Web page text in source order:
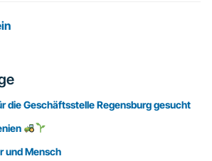
die Geschäftsstelle Regensburg gesucht
und Mensch